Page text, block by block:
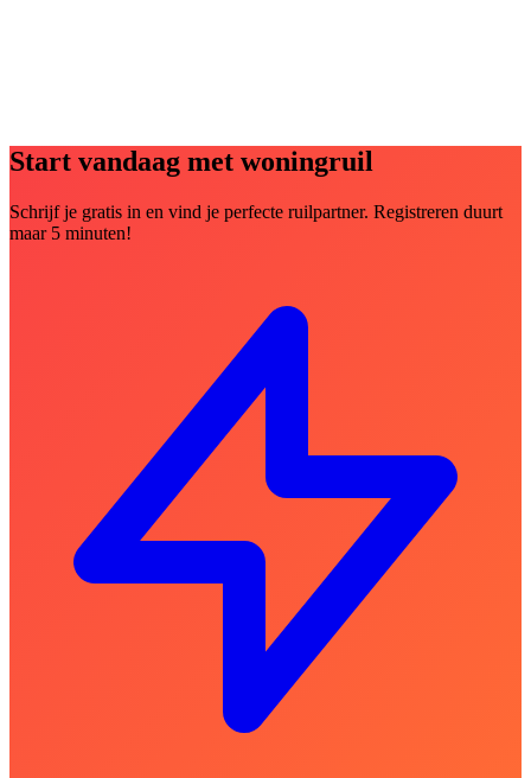
Start vandaag met woningruil
Schrijf je gratis in en vind je perfecte ruilpartner. Registreren duurt
maar 5 minuten!